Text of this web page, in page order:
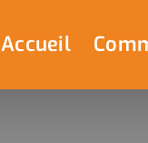
Accueil